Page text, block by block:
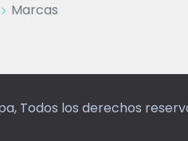
Marcas
Todos los derechos